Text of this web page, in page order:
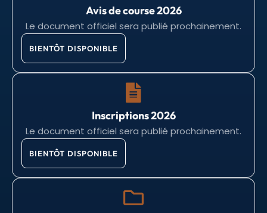
Avis de course 2026
Le document officiel sera publié prochainement.
BIENTÔT DISPONIBLE
Inscriptions 2026
Le document officiel sera publié prochainement.
BIENTÔT DISPONIBLE